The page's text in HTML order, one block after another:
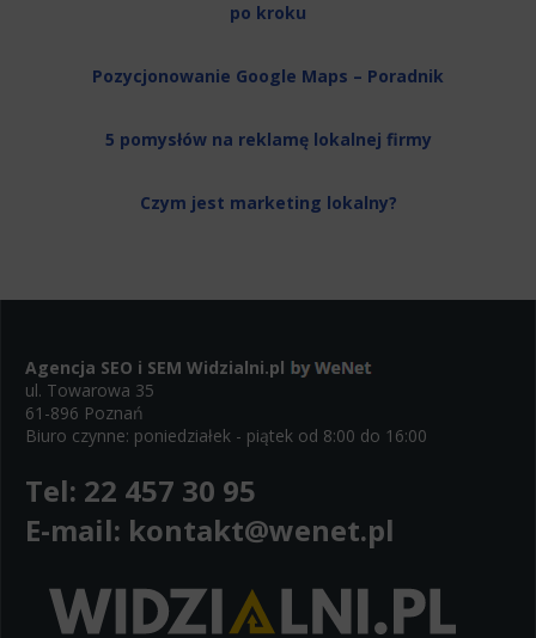
po kroku
Pozycjonowanie Google Maps – Poradnik
5 pomysłów na reklamę lokalnej firmy
Czym jest marketing lokalny?
Agencja SEO i SEM Widzialni.pl
ul. Towarowa 35
61-896 Poznań
Biuro czynne: poniedziałek - piątek od 8:00 do 16:00
Tel: 22 457 30 95
E-mail: kontakt@wenet.pl